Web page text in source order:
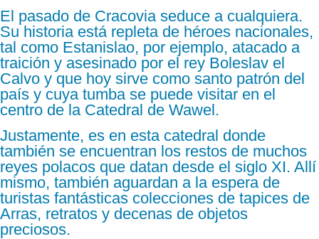
El pasado de Cracovia seduce a cualquiera.
Su historia está repleta de héroes nacionales,
tal como Estanislao, por ejemplo, atacado a
traición y asesinado por el rey Boleslav el
Calvo y que hoy sirve como santo patrón del
país y cuya tumba se puede visitar en el
centro de la Catedral de Wawel.
Justamente, es en esta catedral donde
también se encuentran los restos de muchos
reyes polacos que datan desde el siglo XI. Allí
mismo, también aguardan a la espera de
turistas fantásticas colecciones de tapices de
Arras, retratos y decenas de objetos
preciosos.